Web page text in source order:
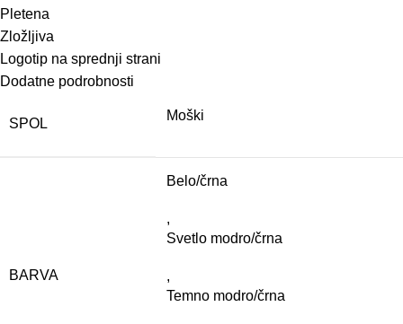
Pletena
Zložljiva
Logotip na sprednji strani
Dodatne podrobnosti
SPOL
Moški
BARVA
Belo/črna
,
Svetlo modro/črna
,
Temno modro/črna